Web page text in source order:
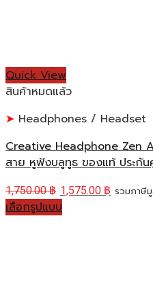
Quick View
สินค้าหมดแล้ว
Headphones / Headset
Creative Headphone Zen
สาย หูฟังบลูทูธ ของแท้ ประกัน
1,750.00฿ 1,575.00 ฿ รวมภาษี
เลือกรูปแบบ